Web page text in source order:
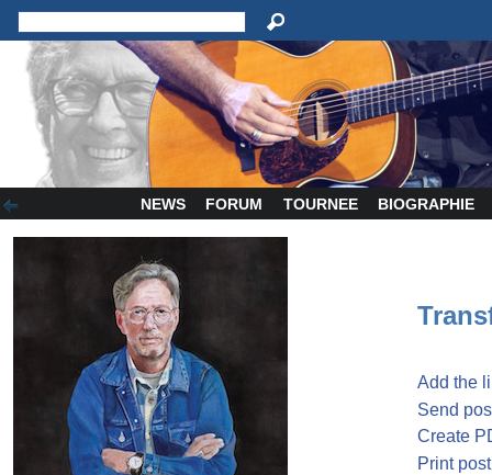
NEWS FORUM TOURNEE BIOGRAPHIE
Add the
Send
Create
Print post